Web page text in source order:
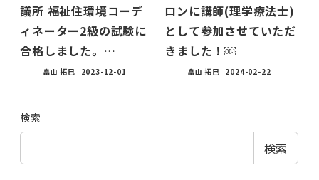
議所 福祉住環境コーデ
ィネーター2級の試験に
合格しました。…
畠山 拓巳 2023-12-01
ロンに講師(理学療法士)
として参加させていただ
きました！￼
畠山 拓巳 2024-02-22
検索
検索